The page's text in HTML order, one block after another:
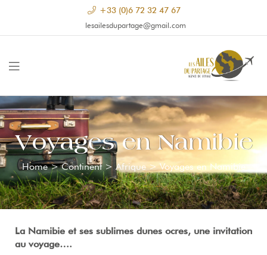
+33 (0)6 72 32 47 67
lesailesdupartage@gmail.com
Voyages en Namibie
Home>Continent> Afrique>Voyages en Namibie
La Namibie et ses sublimes dunes ocres, une invitation
au voyage….